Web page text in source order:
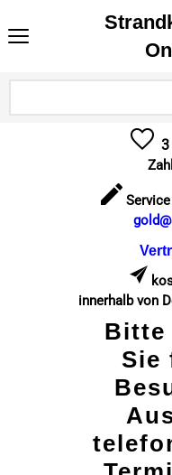
3
innerhalb von
Bitte
Sie